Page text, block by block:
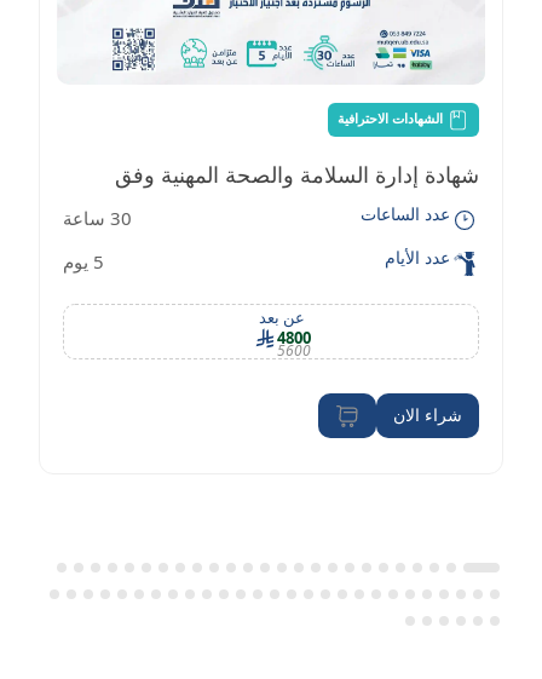
الشهادات الاحترافية
شهادة إدارة السلامة والصحة المهنية وفق
معايير OSHA
عدد الساعات 30 ساعة
عدد الأيام 5 يوم
عن بعد
4800
5600
شراء الان